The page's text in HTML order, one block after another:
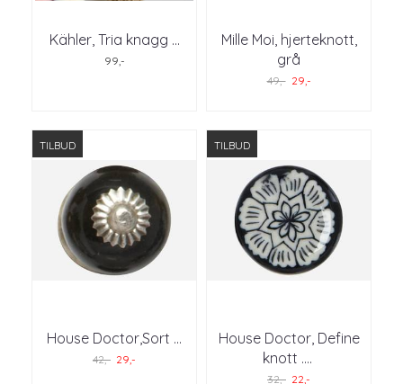
Kähler, Tria knagg ...
99,-
Mille Moi, hjerteknott,
grå
49,- 29,-
TILBUD
House Doctor,Sort ...
42,- 29,-
TILBUD
House Doctor, Define
knott ....
32,- 22,-